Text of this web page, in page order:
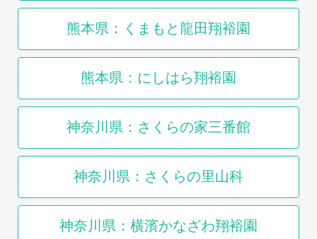
熊本県：くまもと龍田翔裕園
熊本県：にしはら翔裕園
神奈川県：さくらの家三番館
神奈川県：さくらの里山科
神奈川県：横濱かなざわ翔裕園